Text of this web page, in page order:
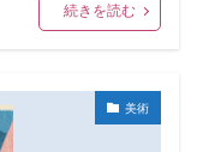
続きを読む
美術